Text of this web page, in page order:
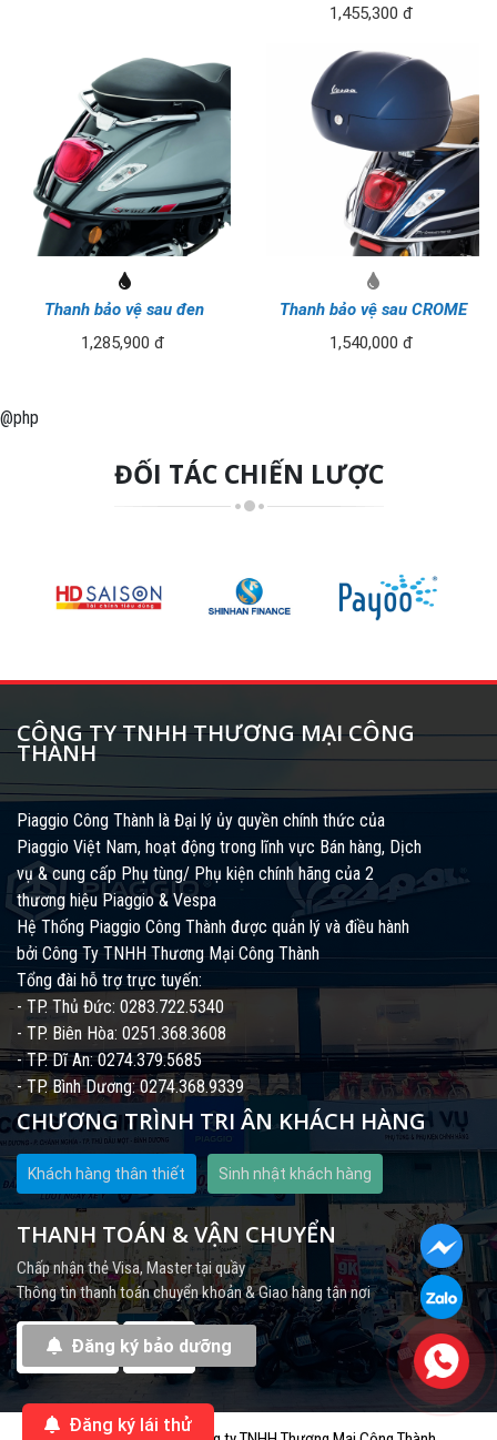
1,455,300 đ
Thanh bảo vệ sau đen
1,285,900 đ
Thanh bảo vệ sau CROME
1,540,000 đ
@php
ĐỐI TÁC CHIẾN LƯỢC
CÔNG TY TNHH THƯƠNG MẠI CÔNG
THÀNH
Piaggio Công Thành là Đại lý ủy quyền chính thức của
Piaggio Việt Nam, hoạt động trong lĩnh vực Bán hàng, Dịch
vụ & cung cấp Phụ tùng/ Phụ kiện chính hãng của 2
thương hiệu Piaggio & Vespa
Hệ Thống Piaggio Công Thành được quản lý và điều hành
bởi Công Ty TNHH Thương Mại Công Thành
Tổng đài hỗ trợ trực tuyến:
- TP. Thủ Đức: 0283.722.5340
- TP. Biên Hòa: 0251.368.3608
- TP. Dĩ An: 0274.379.5685
- TP. Bình Dương: 0274.368.9339
CHƯƠNG TRÌNH TRI ÂN KHÁCH HÀNG
Khách hàng thân thiết Sinh nhật khách hàng
THANH TOÁN & VẬN CHUYỂN
Chấp nhận thẻ Visa, Master tại quầy
Thông tin thanh toán chuyển khoản & Giao hàng tận nơi
Đăng ký bảo dưỡng
Đăng ký lái thử